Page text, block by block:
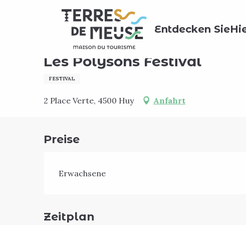
Entdecken Sie
Home Agenda Les Polysons Festival
17. august > 23. august
Les Polysons Festival
FESTIVAL
2 Place Verte, 4500 Huy Anfahrt
Preise
Erwachsene
Zeitplan